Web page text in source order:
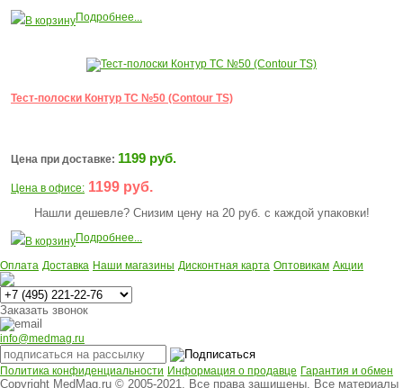
В корзинуПодробнее...
Тест-полоски Контур ТС №50 (Contour TS)
Цена при доставке: 1199 руб.
Цена в офисе: 1199 руб.
Нашли дешевле? Снизим цену на 20 руб. с каждой упаковки!
В корзинуПодробнее...
Оплата Доставка Наши магазины Дисконтная карта Оптовикам Акции
Заказать звонок
info@medmag.ru
Политика конфиденциальности Информация о продавце Гарантия и обмен
Copyright MedMag.ru © 2005-2021. Все права защищены. Все материалы